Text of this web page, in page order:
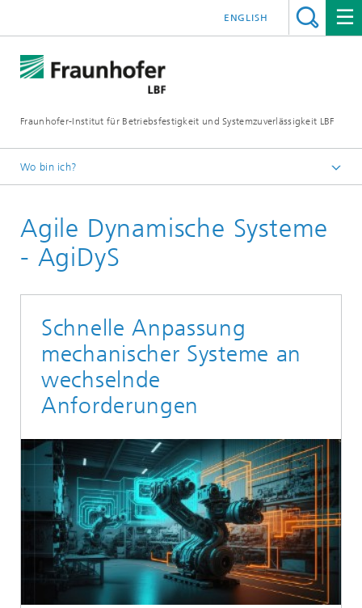
Fraunhofer-Institut für Betriebsfestigkeit und Systemzuverlässigkeit LBF
ENGLISH
Wo bin ich?
Projekte
Agile Dynamische Systeme
- AgiDyS
Schnelle Anpassung
mechanischer Systeme an
wechselnde
Anforderungen